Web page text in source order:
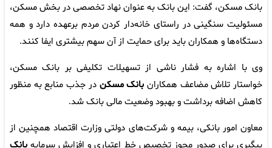
بانک مسکن، گفت: این بانک به عنوان نهاد تخصصی در بخش مسکن،
مسئولیت سنگینی در راستای خانه‌دار کردن مردم برعهده دارد و همه
دستگاه‌ها و همکاران باید برای حمایت از آن سهم بیشتری ایفا کنند.
وی با اشاره به فشار ناشی از تسهیلات تکلیفی بر بانک مسکن،
خواستار تلاش مضاعف همکاران بانک مسکن در جذب منابع به منظور
کاهش اضافه برداشت و بهبود وضعیت مالی بانک شد.
معاون امور بانکی، بیمه و شرکت‌های دولتی وزارت اقتصاد همچنین از